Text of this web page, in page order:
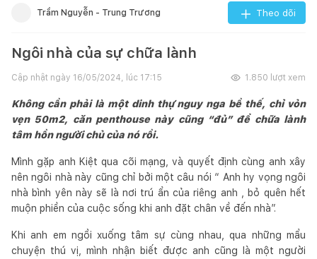
Trầm Nguyễn - Trung Trương Theo dõi
Ngôi nhà của sự chữa lành
Cập nhật ngày 16/05/2024, lúc 17:15 1.850 lượt xem
Không cần phải là một dinh thự nguy nga bề thế, chỉ vỏn
vẹn 50m2, căn penthouse này cũng “đủ” để chữa lành
tâm hồn người chủ của nó rồi.
Mình gặp anh Kiệt qua cõi mạng, và quyết định cùng anh xây
nên ngôi nhà này cũng chỉ bởi một câu nói “ Anh hy vọng ngôi
nhà bình yên này sẽ là nơi trú ẩn của riêng anh , bỏ quên hết
muộn phiền của cuộc sống khi anh đặt chân về đến nhà”.
Khi anh em ngồi xuống tâm sự cùng nhau, qua những mẩu
chuyện thú vị, mình nhận biết được anh cũng là một người